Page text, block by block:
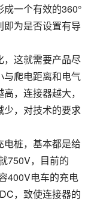
一个有效的360°
即为是否设置有导
，这就需要产品尽
与爬电距离和电气
，连接器越大，
少，对技术的要求
桩，基本都是给
750V，目前的
400V电车的充电
，致使连接器的